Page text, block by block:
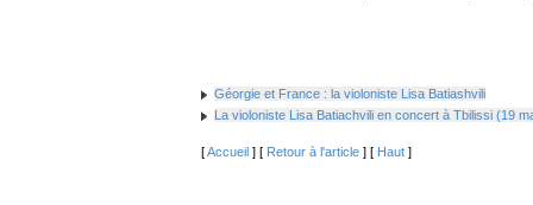
Géorgie et France : la violoniste Lisa Batiashvili
La violoniste Lisa Batiachvili en concert à Tbilissi (19
[Accueil ] [ Retour à l'article ] [ Haut ]